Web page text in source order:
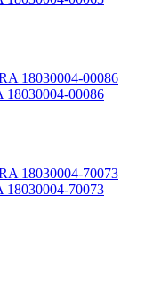
18030004-00086
18030004-70073